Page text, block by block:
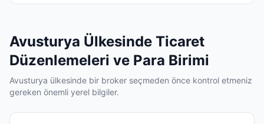
Avusturya Ülkesinde Ticaret
Düzenlemeleri ve Para Birimi
Avusturya ülkesinde bir broker seçmeden önce kontrol etmeniz
gereken önemli yerel bilgiler.